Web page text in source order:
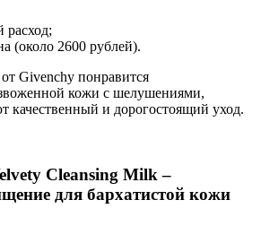
(около 2600 рублей).
Givenchy понравится
кожи с шелушениями,
качественный и дорогостоящий уход.
Cleansing Milk –
для бархатистой кожи